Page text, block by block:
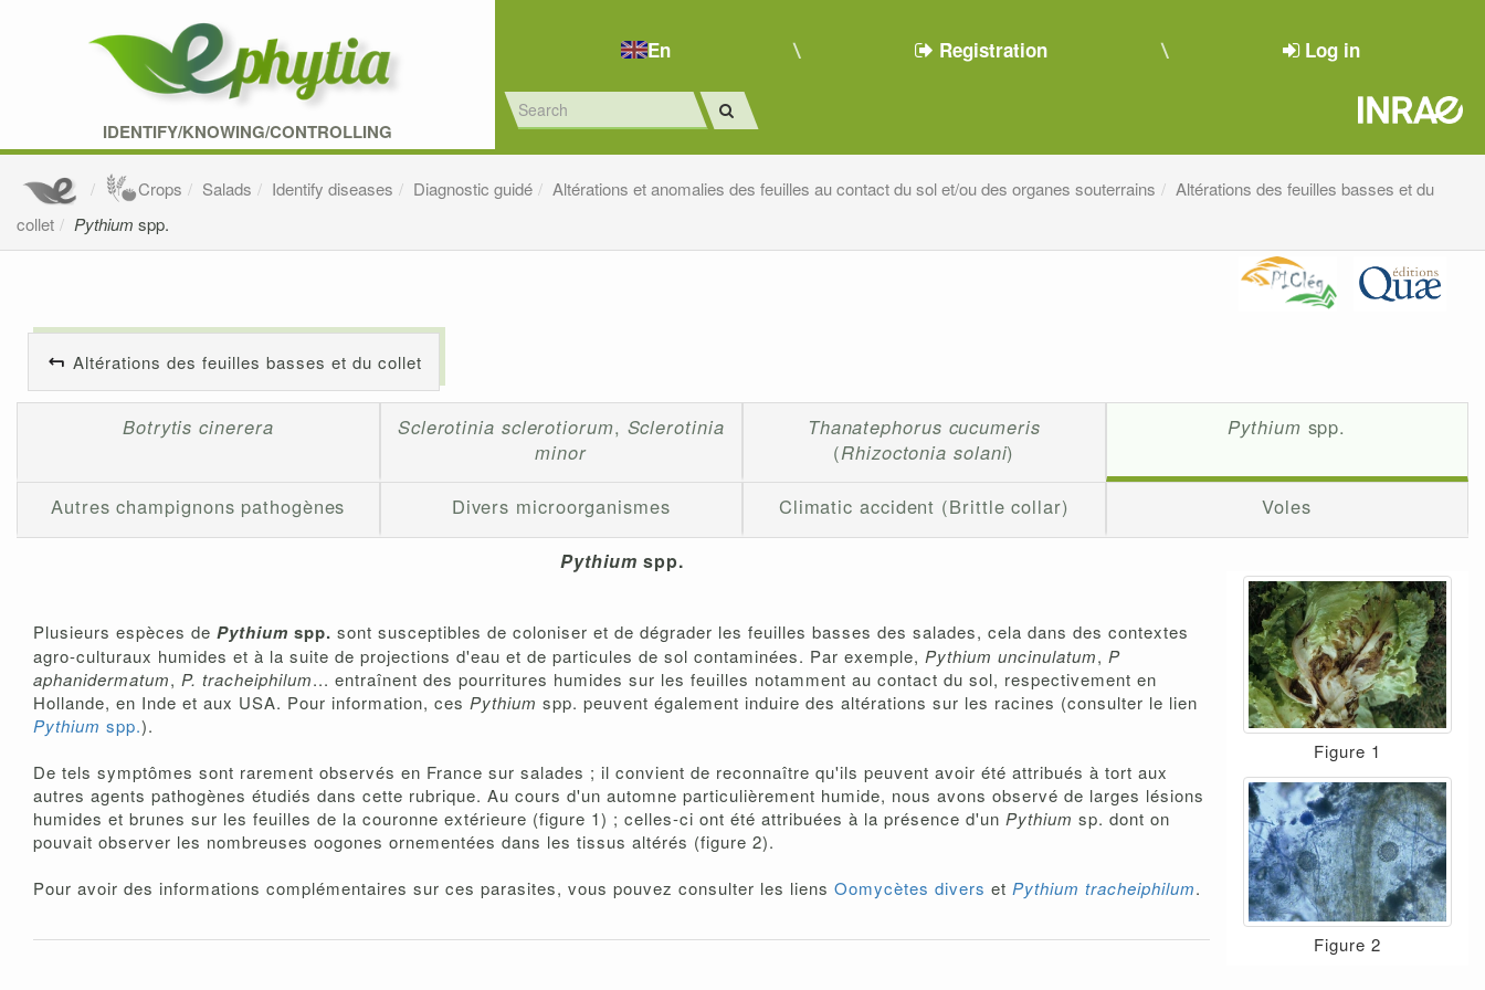
IDENTIFY/KNOWING/CONTROLLING
En Registration Log in
Crops Salads Identify diseases Diagnostic guidé Altérations et anomalies des feuilles au contact du sol et/ou des organes souterrains
Altérations des feuilles basses et du
collet
Pythium spp.
Altérations des feuilles basses et du collet
Botrytis cinerera Sclerotinia sclerotiorum, Sclerotinia
minor
Thanatephorus cucumeris
(Rhizoctonia solani)
Pythium spp.
Autres champignons pathogènes Divers microorganismes Climatic accident (Brittle collar) Voles
Pythium spp.
Plusieurs espèces de Pythium spp. sont susceptibles de coloniser et de dégrader les feuilles basses des salades, cela dans des contextes
agro-culturaux humides et à la suite de projections d'eau et de particules de sol contaminées. Par exemple, Pythium uncinulatum, P
aphanidermatum, P. tracheiphilum... entraînent des pourritures humides sur les feuilles notamment au contact du sol, respectivement en
Hollande, en Inde et aux USA. Pour information, ces Pythium spp. peuvent également induire des altérations sur les racines (consulter le lien
Pythium spp.).
De tels symptômes sont rarement observés en France sur salades ; il convient de reconnaître qu'ils peuvent avoir été attribués à tort aux
autres agents pathogènes étudiés dans cette rubrique. Au cours d'un automne particulièrement humide, nous avons observé de larges lésions
humides et brunes sur les feuilles de la couronne extérieure (figure 1) ; celles-ci ont été attribuées à la présence d'un Pythium sp. dont on
pouvait observer les nombreuses oogones ornementées dans les tissus altérés (figure 2).
Pour avoir des informations complémentaires sur ces parasites, vous pouvez consulter les liens Oomycètes divers et Pythium tracheiphilum.
Figure 1
Figure 2